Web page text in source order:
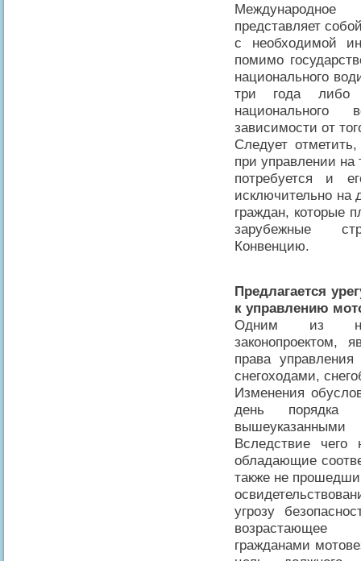
Международное
представляет
с необходимой
помимо
национального
три года либо
национального
зависимости от
Следует
при управлении на
потребуется и
исключительно на
граждан, которые
зарубежные
Конвенцию.
Предлагается
к управлению
Одним из
законопроектом,
права
снегоходами,
Изменения
день порядка
Вследствие
обладающие
также не
угрозу
возрастающее
гражданами